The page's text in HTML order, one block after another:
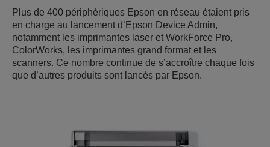
Plus de 400 périphériques Epson en réseau étaient pris
en charge au lancement d’Epson Device Admin,
notamment les imprimantes laser et WorkForce Pro,
ColorWorks, les imprimantes grand format et les
scanners. Ce nombre continue de s’accroître chaque fois
que d’autres produits sont lancés par Epson.